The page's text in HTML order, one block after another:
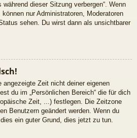
dieser Sitzung verbergen“. Wenn
nur Administratoren, Moderatoren
sehen. Du wirst dann als unsichtbarer
angezeigte Zeit nicht deiner eigenen
du im „Persönlichen Bereich“ die für dich
Zeit, ...) festlegen. Die Zeitzone
Benutzern geändert werden. Wenn du
ein guter Grund, dies jetzt zu tun.